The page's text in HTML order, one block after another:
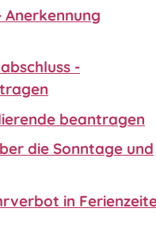
Anerkennung
-
beantragen
die Sonntage und
in